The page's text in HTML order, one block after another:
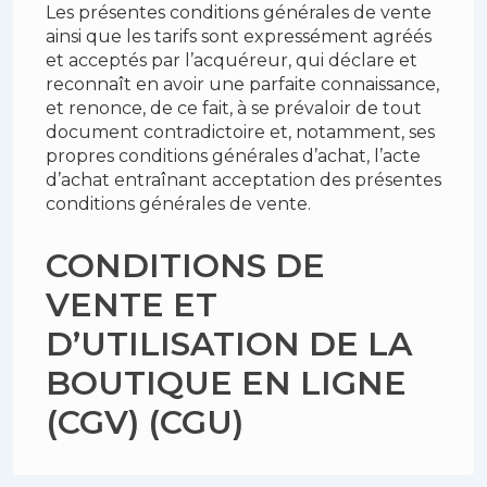
Les présentes conditions générales de vente
ainsi que les tarifs sont expressément agréés
et acceptés par l’acquéreur, qui déclare et
reconnaît en avoir une parfaite connaissance,
et renonce, de ce fait, à se prévaloir de tout
document contradictoire et, notamment, ses
propres conditions générales d’achat, l’acte
d’achat entraînant acceptation des présentes
conditions générales de vente.
CONDITIONS DE
VENTE ET
D’UTILISATION DE LA
BOUTIQUE EN LIGNE
(CGV) (CGU)